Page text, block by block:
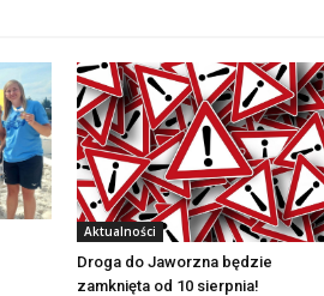
Aktualności
Droga do Jaworzna będzie
zamknięta od 10 sierpnia!